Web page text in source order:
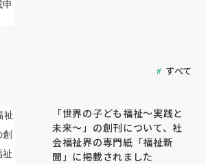
すべて
「世界の子ども福祉～実践と
未来～」の創刊について、社
会福祉界の専門紙「福祉新
聞」に掲載されました